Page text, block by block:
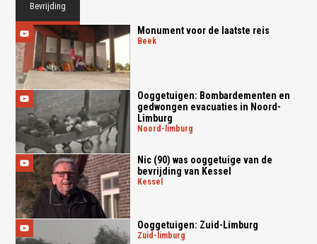
Bevrijding
Monument voor de laatste reis
beek
Ooggetuigen: Bombardementen en
gedwongen evacuaties in Noord-
Limburg
noord-limburg
Nic (90) was ooggetuige van de
bevrijding van Kessel
kessel
Ooggetuigen: Zuid-Limburg
zuid-limburg